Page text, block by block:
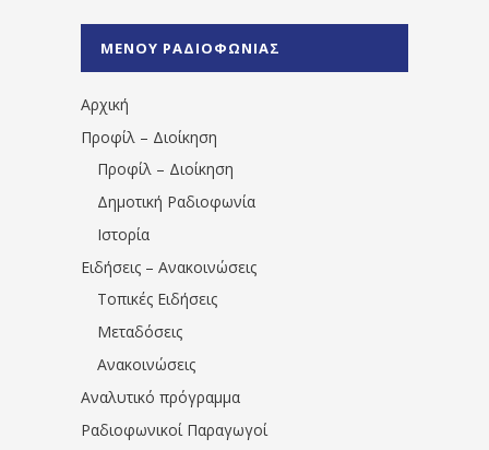
1531194763766854/" artist="" ]
ΜΕΝΟΥ ΡΑΔΙΟΦΩΝΙΑΣ
Αρχική
Προφίλ – Διοίκηση
Προφίλ – Διοίκηση
Δημοτική Ραδιοφωνία
Ιστορία
Ειδήσεις – Ανακοινώσεις
Τοπικές Ειδήσεις
Μεταδόσεις
Ανακοινώσεις
Αναλυτικό πρόγραμμα
Ραδιοφωνικοί Παραγωγοί